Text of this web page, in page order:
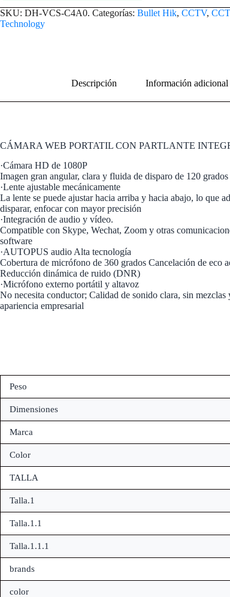
SKU: DH-VCS-C4A0. Categorías: Bullet Hik, CCTV,
Technology
Descripción Información adicional
CÁMARA WEB PORTATIL CON PARTLANTE
·Cámara HD de 1080P
Imagen gran angular, clara y fluida de disparo de 120 grados
·Lente ajustable mecánicamente
La lente se puede ajustar hacia arriba y hacia abajo, lo que
disparar, enfocar con mayor precisión
·Integración de audio y vídeo.
Compatible con Skype, Wechat, Zoom y otras
software
·AUTOPUS audio Alta tecnología
Cobertura de micrófono de 360 ​​grados Cancelación de eco
Reducción dinámica de ruido (DNR)
·Micrófono externo portátil y altavoz
No necesita conductor; Calidad de sonido clara, sin mezclas
apariencia empresarial
Peso
Dimensiones
Marca
Color
TALLA
Talla.1
Talla.1.1
Talla.1.1.1
brands
color